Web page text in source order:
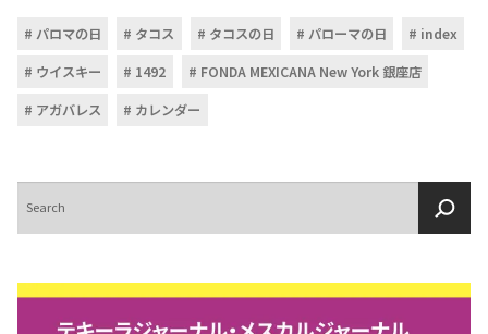
COPYRIGHT © JUAST All rights reserved.
パロマの日 タコス タコスの日 パローマの日
index
ウイスキー
1492
FONDA MEXICANA New York 銀座店
アガバレス
カレンダー
索